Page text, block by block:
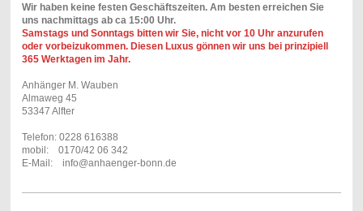
Wir haben keine festen Geschäftszeiten. Am besten erreichen Sie
uns nachmittags ab ca 15:00 Uhr.
Samstags und Sonntags bitten wir Sie, nicht vor 10 Uhr anzurufen
oder vorbeizukommen. Diesen Luxus gönnen wir uns bei prinzipiell
365 Werktagen im Jahr.
Anhänger M. Wauben
Almaweg 45
53347 Alfter
Telefon: 0228 616388
mobil: 0170/42 06 342
E-Mail: info@anhaenger-bonn.de